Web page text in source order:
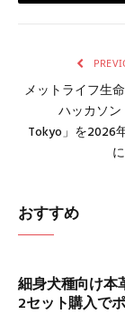
メットライフ生
ハッカソン
Tokyo」を2026
おすすめ
細身犬種向け本
2セット購入で